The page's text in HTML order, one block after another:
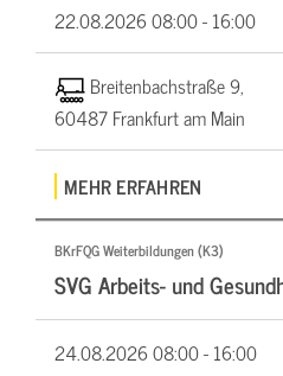
22.08.202608:00 - 16:00
Breitenbachstraße 9,
60487 Frankfurt am Main
MEHR ERFAHREN
BKrFQG Weiterbildungen (K3)
SVG Arbeits- und
24.08.202608:00 - 16:00